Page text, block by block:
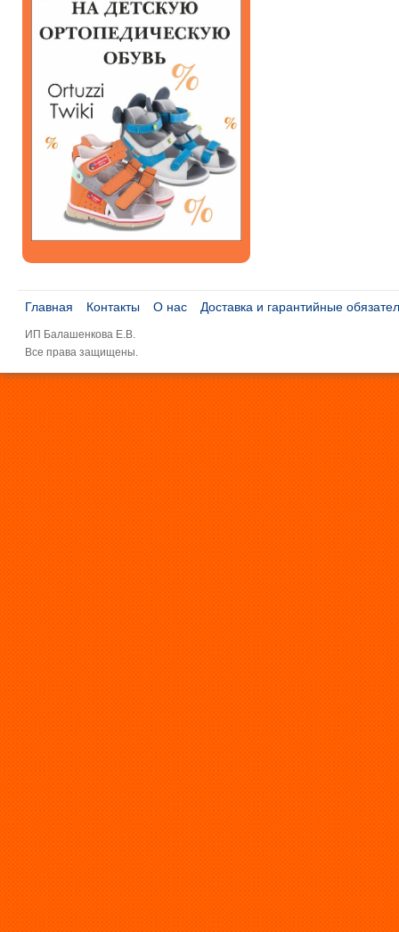
Главная Контакты О нас Доставка и гарантийные
ИП Балашенкова Е.В.
Все права защищены.